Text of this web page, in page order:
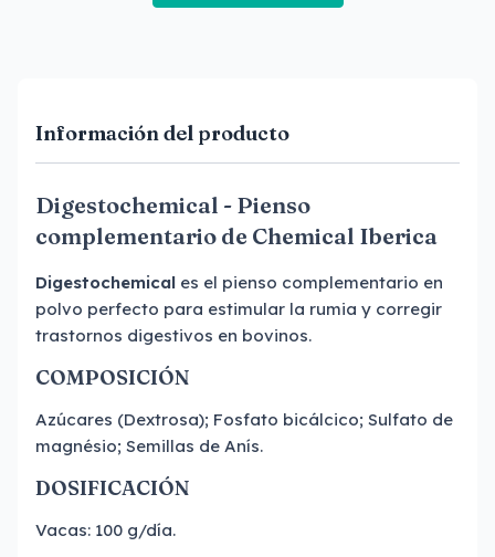
Información del producto
Digestochemical - Pienso
complementario de Chemical Iberica
Digestochemical es el pienso complementario en
polvo perfecto para estimular la rumia y corregir
trastornos digestivos en bovinos.
COMPOSICIÓN
Azúcares (Dextrosa); Fosfato bicálcico; Sulfato de
magnésio; Semillas de Anís.
DOSIFICACIÓN
Vacas: 100 g/día.